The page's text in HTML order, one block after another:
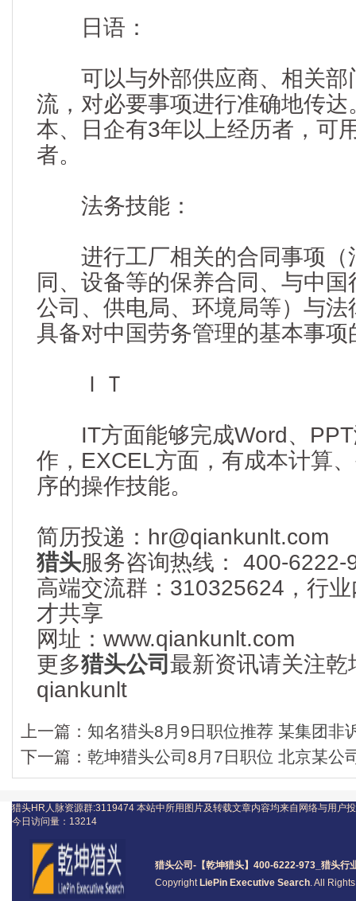
日语：
可以与外部供应商、相关部
流，对必要事项进行准确地传
本、日企有3年以上经历者，可
者。
法务技能：
进行工厂相关的合同事项（
同、设备等的保养合同、与中
公司、供电局、环境局等）与
具备对中国劳务管理的基本事
ＩＴ
IT方面能够完成Word、PPT
作，EXCEL方面，有成本计算
序的操作技能。
简历投递：hr@qiankunlt.com
猎头服务咨询热线： 400-6222-
高端交流群：310325624，行
才共享
网址：www.qiankunlt.com
更多猎头公司最新资讯请关注
qiankunlt
上一篇： 知名猎头8月9日职位推荐 某集团非
下一篇： 乾坤猎头公司8月7日职位 北京某公
猎头公司 -【乾坤猎头】400-6222-973_ 猎头行
Copyright LiePin Executive Search. All
猎头HR人脉资源群:3119474 本站中所用图片及转载文章内容均来自网络与用户
今日访问量： 13214